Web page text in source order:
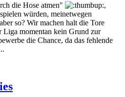
die Hose atmen"
,
würden, meinetwegen
so? Wir machen halt die Tore
Liga momentan kein Grund zur
die Chance, da das fehlende